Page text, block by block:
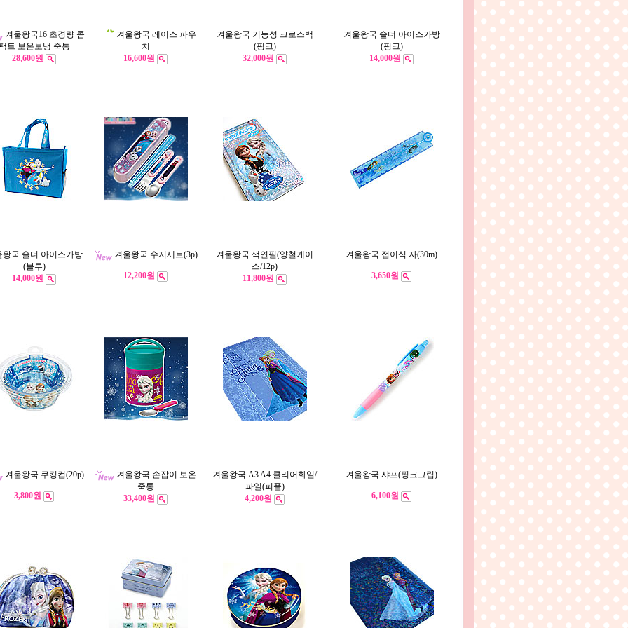
겨울왕국16 초경량 콤
트 보온보냉 죽통
28,600원
겨울왕국 레이스 파우
치
16,600원
겨울왕국 기능성 크로스백
(핑크)
32,000원
겨울왕국 숄더 아이스가방
(핑크)
14,000원
왕국 숄더 아이스가방
(블루)
14,000원
겨울왕국 수저세트(3p)
12,200원
겨울왕국 색연필(양철케이
스/12p)
11,800원
겨울왕국 접이식 자(30m)
3,650원
겨울왕국 쿠킹컵(20p)
3,800원
겨울왕국 손잡이 보온
죽통
33,400원
겨울왕국 A3 A4 클리어화일/
파일(퍼플)
4,200원
겨울왕국 샤프(핑크그립)
6,100원